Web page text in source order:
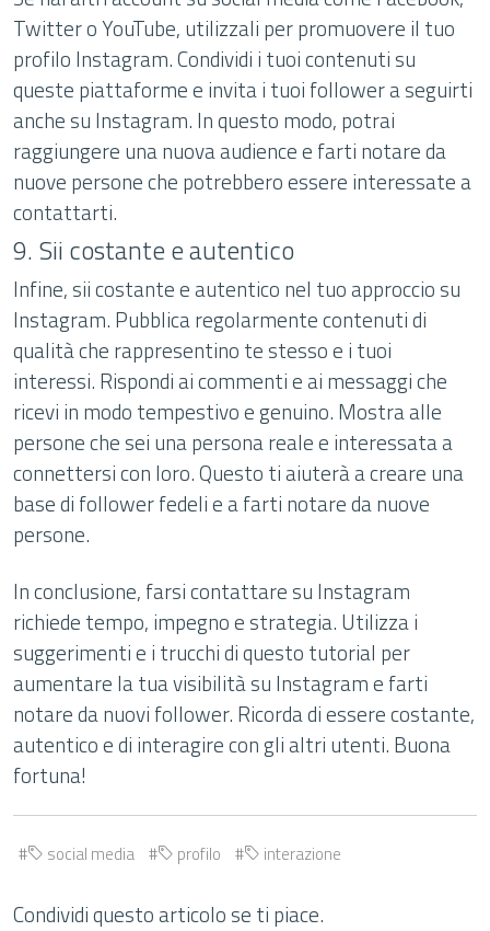
Twitter o YouTube, utilizzali per promuovere il tuo
profilo Instagram. Condividi i tuoi contenuti su
queste piattaforme e invita i tuoi follower a seguirti
anche su Instagram. In questo modo, potrai
raggiungere una nuova audience e farti notare da
nuove persone che potrebbero essere interessate a
contattarti.
9. Sii costante e autentico
Infine, sii costante e autentico nel tuo approccio su
Instagram. Pubblica regolarmente contenuti di
qualità che rappresentino te stesso e i tuoi
interessi. Rispondi ai commenti e ai messaggi che
ricevi in modo tempestivo e genuino. Mostra alle
persone che sei una persona reale e interessata a
connettersi con loro. Questo ti aiuterà a creare una
base di follower fedeli e a farti notare da nuove
persone.
In conclusione, farsi contattare su Instagram
richiede tempo, impegno e strategia. Utilizza i
suggerimenti e i trucchi di questo tutorial per
aumentare la tua visibilità su Instagram e farti
notare da nuovi follower. Ricorda di essere costante,
autentico e di interagire con gli altri utenti. Buona
fortuna!
social media profilo interazione
Condividi questo articolo se ti piace.